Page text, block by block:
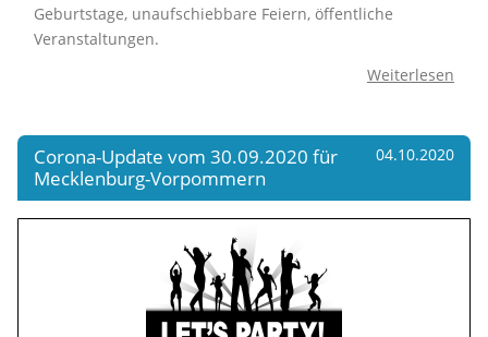
Geburtstage, unaufschiebbare Feiern, öffentliche
Veranstaltungen.
Weiterlesen
04.10.2020
Corona-Update vom 30.09.2020 für
Mecklenburg-Vorpommern